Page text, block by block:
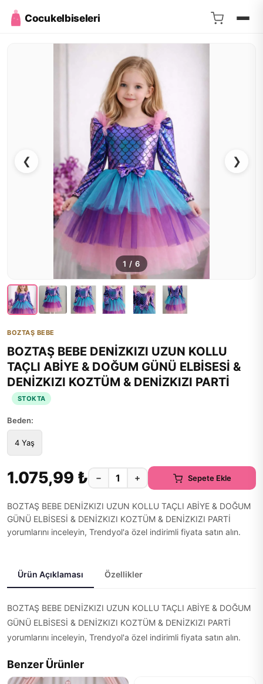
Cocukelbiseleri
❮ ❯
1 / 6
BOZTAŞ BEBE
BOZTAŞ BEBE DENİZKIZI UZUN KOLLU
TAÇLI ABİYE & DOĞUM GÜNÜ ELBİSESİ &
DENİZKIZI KOZTÜM & DENİZKIZI PARTİ
STOKTA
Beden:
4 Yaş
1.075,99 ₺ − + Sepete Ekle
BOZTAŞ BEBE DENİZKIZI UZUN KOLLU TAÇLI ABİYE & DOĞUM
GÜNÜ ELBİSESİ & DENİZKIZI KOZTÜM & DENİZKIZI PARTİ
yorumlarını inceleyin, Trendyol'a özel indirimli fiyata satın alın.
Ürün Açıklaması Özellikler
BOZTAŞ BEBE DENİZKIZI UZUN KOLLU TAÇLI ABİYE & DOĞUM
GÜNÜ ELBİSESİ & DENİZKIZI KOZTÜM & DENİZKIZI PARTİ
yorumlarını inceleyin, Trendyol'a özel indirimli fiyata satın alın.
Benzer Ürünler